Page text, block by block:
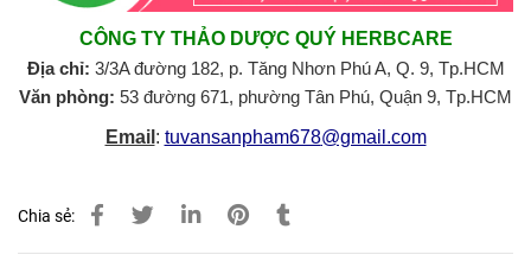
CÔNG TY THẢO DƯỢC QUÝ HERBCARE
Địa chỉ: 3/3A đường 182, p. Tăng Nhơn Phú A, Q. 9, Tp.HCM
Văn phòng: 53 đường 671, phường Tân Phú, Quận 9, Tp.HCM
Email : tuvansanpham678@gmail.com
Chia sẻ: